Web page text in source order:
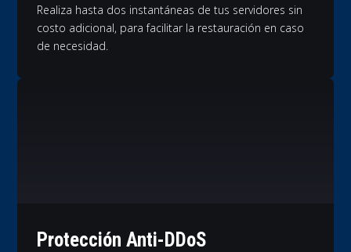
Realiza hasta dos instantáneas de tus servidores sin
costo adicional, para facilitar la restauración en caso
de necesidad.
Protección Anti-DDoS